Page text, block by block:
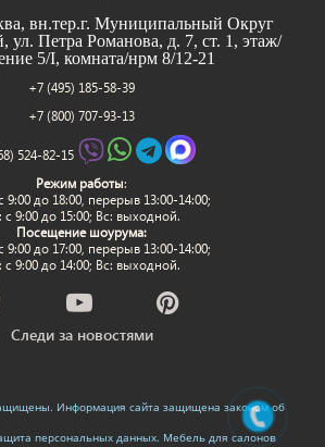
вн.тер.г. Муниципальный Округ
Петра Романова, д. 7, ст. 1, этаж/
5/I, комната/нрм 8/12-21
+7 (495) 185-58-39
+7 (800) 707-93-13
524-82-15
Режим работы:
до 18:00, перерыв 13:00-14:00;
с 9:00 до 15:00; Вс: выходной.
Посещение шоурума:
до 17:00, перерыв 13:00-14:00;
с 9:00 до 14:00; Вс: выходной.
Следи за новостями
Информация сайта защищена законом об
персональных данных. Мебель для салонов